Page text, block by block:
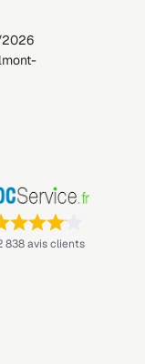
: 4,1 sur 5 —
838 avis clients